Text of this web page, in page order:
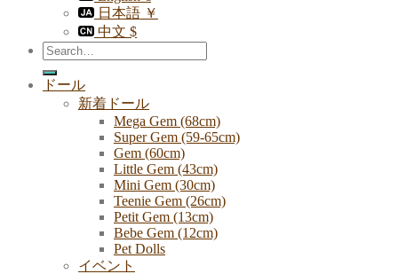
日本語 ￥
中文 $
Search
for:
ドール
新着ドール
Mega Gem (68cm)
Super Gem (59-65cm)
Gem (60cm)
Little Gem (43cm)
Mini Gem (30cm)
Teenie Gem (26cm)
Petit Gem (13cm)
Bebe Gem (12cm)
Pet Dolls
イベント